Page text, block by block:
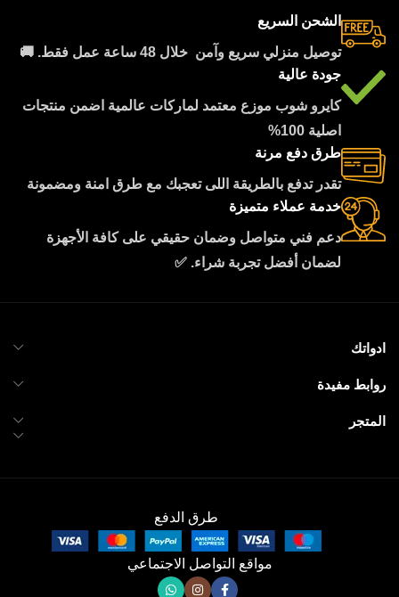
الشحن السريع
توصيل منزلي سريع وآمن خلال 48 ساعة عمل فقط. 🚚
جودة عالية
كايرو شوب موزع معتمد لماركات عالمية اضمن منتجات
اصلية 100%
طرق دفع مرنة
تقدر تدفع بالطريقة اللى تعجبك مع طرق امنة ومضمونة
خدمة عملاء متميزة
دعم فني متواصل وضمان حقيقي على كافة الأجهزة
لضمان أفضل تجربة شراء. ✅
ادواتك
روابط مفيدة
المتجر
طرق الدفع
مواقع التواصل الاجتماعي